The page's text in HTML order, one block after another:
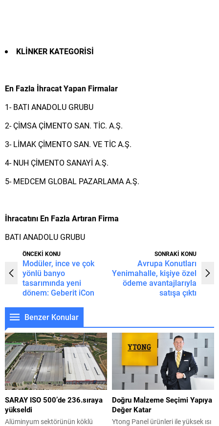
KLİNKER KATEGORİSİ
En Fazla İhracat Yapan Firmalar
1- BATI ANADOLU GRUBU
2- ÇİMSA ÇİMENTO SAN. TİC. A.Ş.
3- LİMAK ÇİMENTO SAN. VE TİC A.Ş.
4- NUH ÇİMENTO SANAYİ A.Ş.
5- MEDCEM GLOBAL PAZARLAMA A.Ş.
İhracatını En Fazla Artıran Firma
BATI ANADOLU GRUBU
ÖNCEKİ KONU
Modüler, ince ve çok
yönlü banyo
tasarımında yeni
dönem: Geberit iCon
SONRAKİ KONU
Avrupa Konutları
Yenimahalle, kişiye özel
ödeme avantajlarıyla
satışa çıktı
Benzer Konular
SARAY ISO 500’de 236.sıraya
yükseldi
Alüminyum sektörünün köklü
Doğru Malzeme Seçimi Yapıya
Değer Katar
Ytong Panel ürünleri ile yüksek ısı